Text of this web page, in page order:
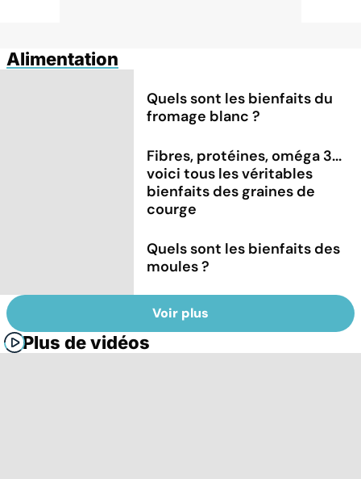
Alimentation
Quels sont les bienfaits du
fromage blanc ?
Fibres, protéines, oméga 3...
voici tous les véritables
bienfaits des graines de
courge
Quels sont les bienfaits des
moules ?
Voir plus
Plus de vidéos